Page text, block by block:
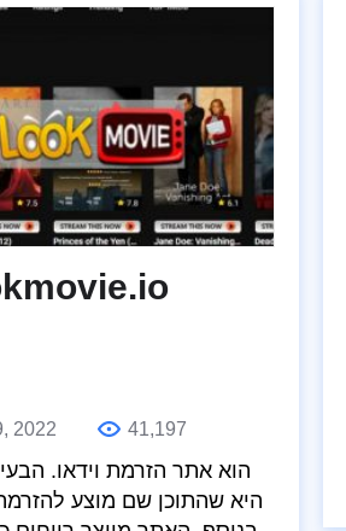
2022 41,197
היא שהתוכן שם מוצע